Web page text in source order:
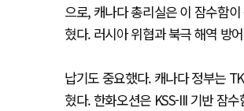
으로, 캐나다 총리실은 이 잠수함
혔다. 러시아 위협과 북극 해역 방
납기도 중요했다. 캐나다 정부는
혔다. 한화오션은 KSS-III 기반 잠